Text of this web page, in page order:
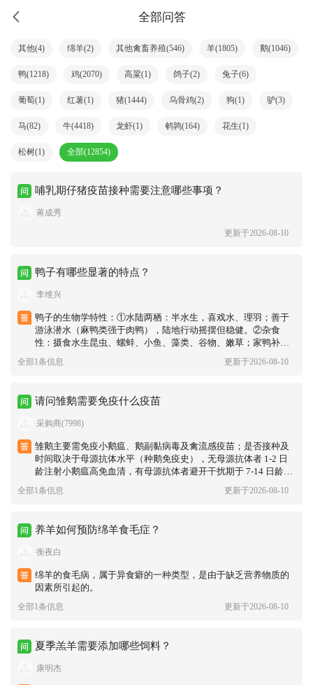
全部问答
其他(4) 绵羊(2) 其他禽畜养殖(546) 羊(1805) 鹅(1046)
鸭(1218) 鸡(2070) 高粱(1) 鸽子(2) 兔子(6)
葡萄(1) 红薯(1) 猪(1444) 乌骨鸡(2) 狗(1) 驴(3)
马(82) 牛(4418) 龙虾(1) 鹌鹑(164) 花生(1)
松树(1) 全部(12854)
哺乳期仔猪疫苗接种需要注意哪些事项？
蒋成秀
更新于2026-08-10
鸭子有哪些显著的特点？
李维兴
鸭子的生物学特性：①水陆两栖：半水生，喜戏水、理羽；善于
游泳潜水（麻鸭类强于肉鸭），陆地行动摇摆但稳健。②杂食
性：摄食水生昆虫、螺蚌、小鱼、藻类、谷物、嫩草；家鸭补饲
谷物与配合饲料。③群居性与警觉：喜集群，合群性强；视觉、
听觉灵敏，受惊易炸群、践踏。④繁殖行为：季节性繁殖（春夏
种而异（蛋用种弱，肉用种强）。
全部1条信息 更新于2026-08-10
请问雏鹅需要免疫什么疫苗
采购商(7998)
雏鹅主要需免疫‌小鹅瘟‌、‌鹅副黏病毒‌及‌禽流感‌疫苗；是否接种及
时间取决于‌母源抗体水平‌（种鹅免疫史），无母源抗体者 1-2 日
龄注射小鹅瘟高免血清，有母源抗体者避开干扰期于 7-14 日龄启
动疫苗免疫 。‌‌
全部1条信息 更新于2026-08-10
养羊如何预防绵羊食毛症？
衡夜白
绵羊的食毛病，属于异食癖的一种类型，是由于缺乏营养物质的
因素所引起的。
全部1条信息 更新于2026-08-10
夏季羔羊需要添加哪些饲料？
康明杰